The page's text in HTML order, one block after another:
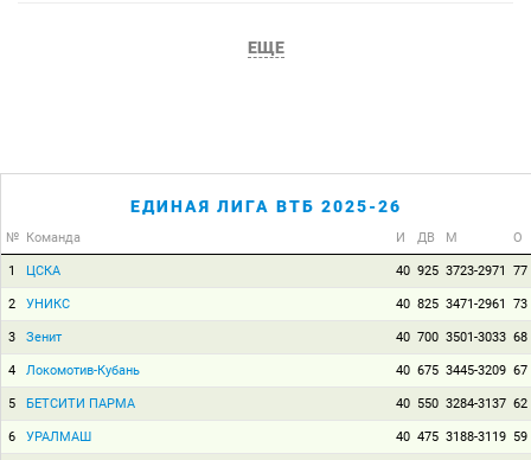
ЕЩЕ
ЕДИНАЯ ЛИГА ВТБ 2025-26
№ Команда И ДВ М О
1 ЦСКА 40 925 3723-2971 77
2 УНИКС 40 825 3471-2961 73
3 Зенит 40 700 3501-3033 68
4 Локомотив-Кубань 40 675 3445-3209 67
5 БЕТСИТИ ПАРМА 40 550 3284-3137 62
6 УРАЛМАШ 40 475 3188-3119 59